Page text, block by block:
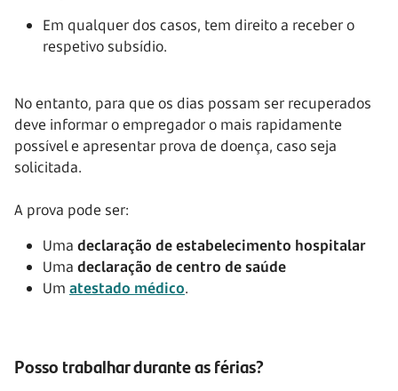
Em qualquer dos casos, tem direito a receber o
respetivo subsídio.
No entanto, para que os dias possam ser recuperados
deve informar o empregador o mais rapidamente
possível e apresentar prova de doença, caso seja
solicitada.
A prova pode ser:
Uma declaração de estabelecimento hospitalar
Uma declaração de centro de saúde
Um atestado médico.
Posso trabalhar durante as férias?